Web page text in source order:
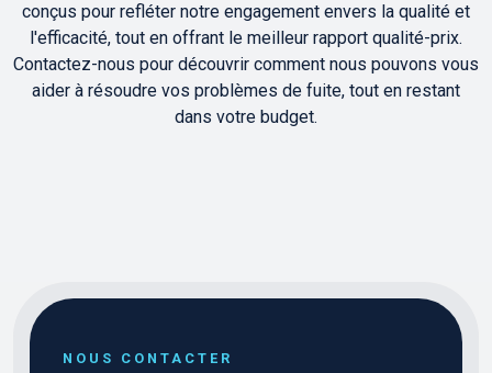
conçus pour refléter notre engagement envers la qualité et
l'efficacité, tout en offrant le meilleur rapport qualité-prix.
Contactez-nous pour découvrir comment nous pouvons vous
aider à résoudre vos problèmes de fuite, tout en restant
dans votre budget.
NOUS CONTACTER